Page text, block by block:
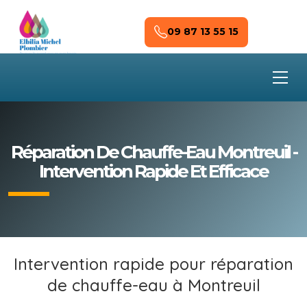
Skip to main content
09 87 13 55 15
Réparation De Chauffe-Eau Montreuil -
Intervention Rapide Et Efficace
Intervention rapide pour réparation
de chauffe-eau à Montreuil